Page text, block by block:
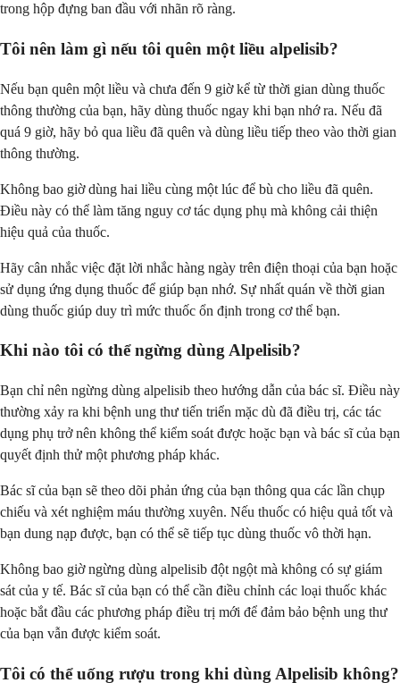
trong hộp đựng ban đầu với nhãn rõ ràng.
Tôi nên làm gì nếu tôi quên một liều alpelisib?
Nếu bạn quên một liều và chưa đến 9 giờ kể từ thời gian dùng thuốc
thông thường của bạn, hãy dùng thuốc ngay khi bạn nhớ ra. Nếu đã
quá 9 giờ, hãy bỏ qua liều đã quên và dùng liều tiếp theo vào thời gian
thông thường.
Không bao giờ dùng hai liều cùng một lúc để bù cho liều đã quên.
Điều này có thể làm tăng nguy cơ tác dụng phụ mà không cải thiện
hiệu quả của thuốc.
Hãy cân nhắc việc đặt lời nhắc hàng ngày trên điện thoại của bạn hoặc
sử dụng ứng dụng thuốc để giúp bạn nhớ. Sự nhất quán về thời gian
dùng thuốc giúp duy trì mức thuốc ổn định trong cơ thể bạn.
Khi nào tôi có thể ngừng dùng Alpelisib?
Bạn chỉ nên ngừng dùng alpelisib theo hướng dẫn của bác sĩ. Điều này
thường xảy ra khi bệnh ung thư tiến triển mặc dù đã điều trị, các tác
dụng phụ trở nên không thể kiểm soát được hoặc bạn và bác sĩ của bạn
quyết định thử một phương pháp khác.
Bác sĩ của bạn sẽ theo dõi phản ứng của bạn thông qua các lần chụp
chiếu và xét nghiệm máu thường xuyên. Nếu thuốc có hiệu quả tốt và
bạn dung nạp được, bạn có thể sẽ tiếp tục dùng thuốc vô thời hạn.
Không bao giờ ngừng dùng alpelisib đột ngột mà không có sự giám
sát của y tế. Bác sĩ của bạn có thể cần điều chỉnh các loại thuốc khác
hoặc bắt đầu các phương pháp điều trị mới để đảm bảo bệnh ung thư
của bạn vẫn được kiểm soát.
Tôi có thể uống rượu trong khi dùng Alpelisib không?